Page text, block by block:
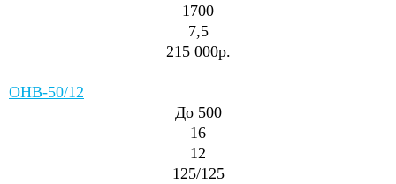
1700
7,5
215 000р.
ОНВ-50/12
До 500
16
12
125/125